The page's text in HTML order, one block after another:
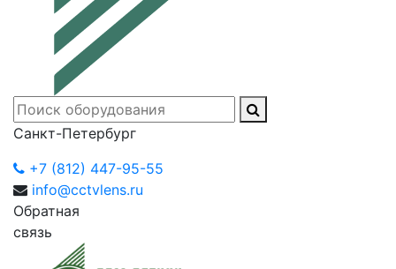
Санкт-Петербург
+7 (812) 447-95-55
info@cctvlens.ru
Обратная
связь